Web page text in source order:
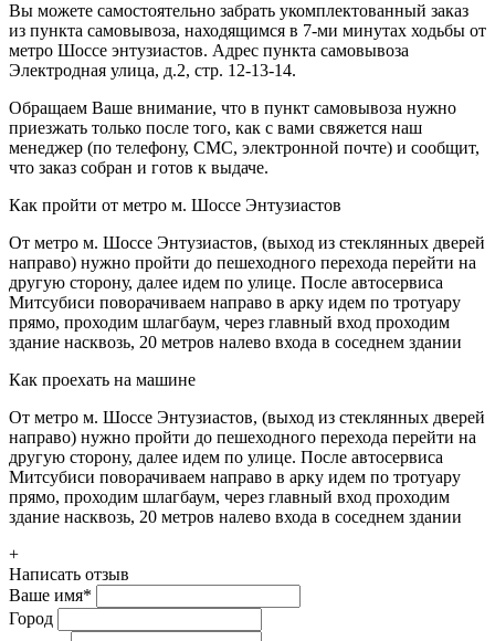
Вы можете самостоятельно забрать укомплектованный заказ
из пункта самовывоза, находящимся в 7-ми минутах ходьбы от
метро Шоссе энтузиастов. Адрес пункта самовывоза
Электродная улица, д.2, стр. 12-13-14.
Обращаем Ваше внимание, что в пункт самовывоза нужно
приезжать только после того, как с вами свяжется наш
менеджер (по телефону, СМС, электронной почте) и сообщит,
что заказ собран и готов к выдаче.
Как пройти от метро м. Шоссе Энтузиастов
От метро м. Шоссе Энтузиастов, (выход из стеклянных дверей
направо) нужно пройти до пешеходного перехода перейти на
другую сторону, далее идем по улице. После автосервиса
Митсубиси поворачиваем направо в арку идем по тротуару
прямо, проходим шлагбаум, через главный вход проходим
здание насквозь, 20 метров налево входа в соседнем здании
Как проехать на машине
От метро м. Шоссе Энтузиастов, (выход из стеклянных дверей
направо) нужно пройти до пешеходного перехода перейти на
другую сторону, далее идем по улице. После автосервиса
Митсубиси поворачиваем направо в арку идем по тротуару
прямо, проходим шлагбаум, через главный вход проходим
здание насквозь, 20 метров налево входа в соседнем здании
+
Написать отзыв
Ваше имя*
Город